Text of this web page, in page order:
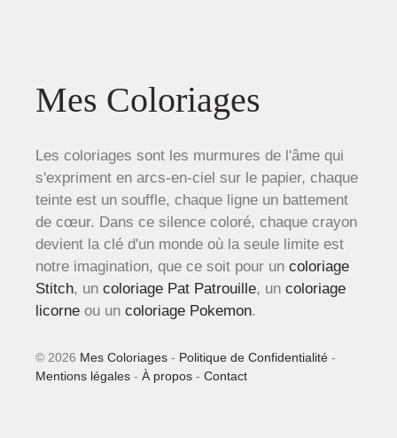
Mes Coloriages
Les coloriages sont les murmures de l'âme qui
s'expriment en arcs-en-ciel sur le papier, chaque
teinte est un souffle, chaque ligne un battement
de cœur. Dans ce silence coloré, chaque crayon
devient la clé d'un monde où la seule limite est
notre imagination, que ce soit pour un coloriage
Stitch, un coloriage Pat Patrouille, un coloriage
licorne ou un coloriage Pokemon.
© 2026 Mes Coloriages - Politique de Confidentialité -
Mentions légales - À propos - Contact